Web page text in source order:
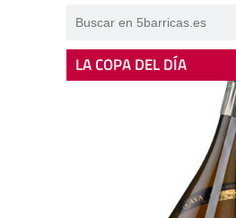
LA COPA DEL DÍA